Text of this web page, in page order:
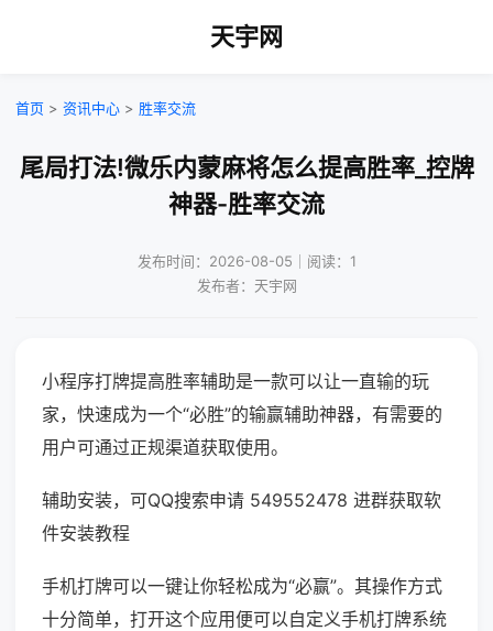
天宇网
首页 > 资讯中心 > 胜率交流
尾局打法!微乐内蒙麻将怎么提高胜率_控牌
神器-胜率交流
发布时间：2026-08-05｜阅读：1
发布者：天宇网
小程序打牌提高胜率辅助是一款可以让一直输的玩
家，快速成为一个“必胜”的输赢辅助神器，有需要的
用户可通过正规渠道获取使用。
辅助安装，可QQ搜索申请 549552478 进群获取软
件安装教程
手机打牌可以一键让你轻松成为“必赢”。其操作方式
十分简单，打开这个应用便可以自定义手机打牌系统